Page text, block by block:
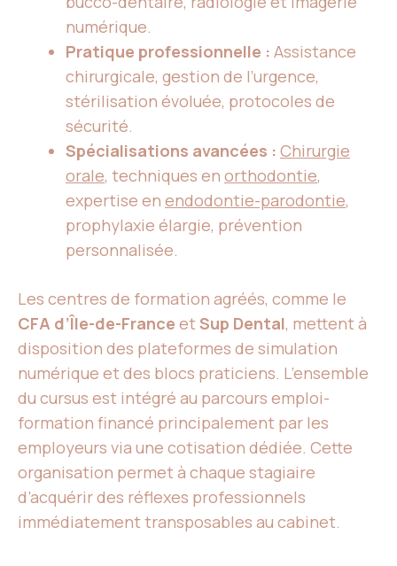
numérique.
Pratique professionnelle : Assistance
chirurgicale, gestion de l’urgence,
stérilisation évoluée, protocoles de
sécurité.
Spécialisations avancées : Chirurgie
orale, techniques en orthodontie,
expertise en endodontie-parodontie,
prophylaxie élargie, prévention
personnalisée.
Les centres de formation agréés, comme le
CFA d’Île-de-France etSup Dental, mettent à
disposition des plateformes de simulation
numérique et des blocs praticiens. L’ensemble
du cursus est intégré au parcours emploi-
formation financé principalement par les
employeurs via une cotisation dédiée. Cette
organisation permet à chaque stagiaire
d’acquérir des réflexes professionnels
immédiatement transposables au cabinet.